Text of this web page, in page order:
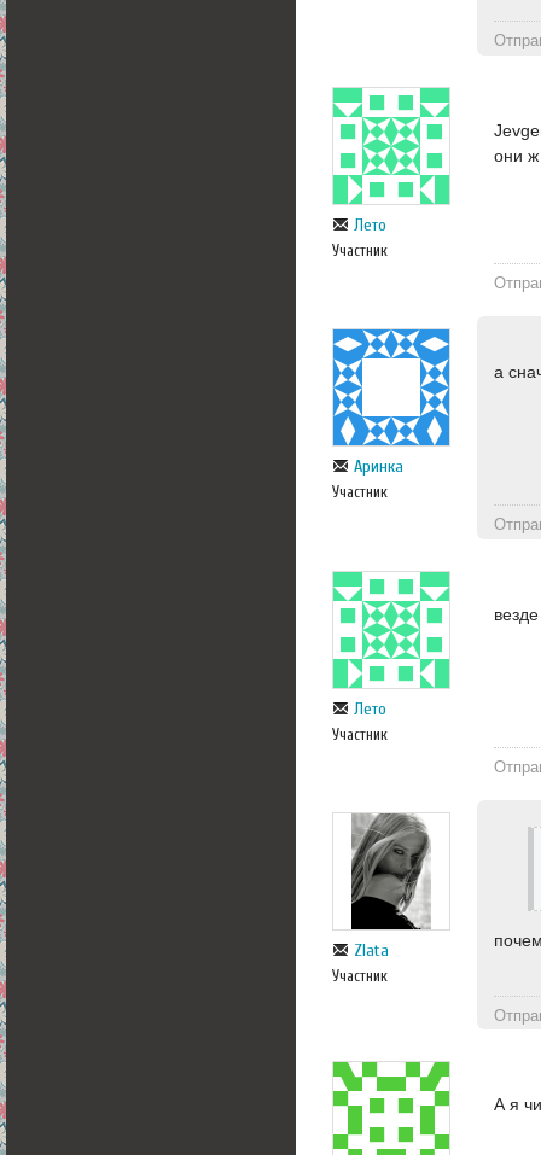
Лето
Участник
они
Аринка
Участник
а
Лето
Участник
Zlata
Участник
А я